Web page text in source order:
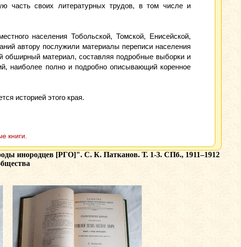
часть своих литературных трудов, в том числе и
населения Тобольской, Томской, Енисейской,
автору послужили материалы переписи населения
обширный материал, составляя подробные выборки и
наиболее полно и подробно описывающий коренное
историей этого края.
книги.
инородцев [РГО]". С. К. Патканов. Т. 1-3. СПб., 1911–1912